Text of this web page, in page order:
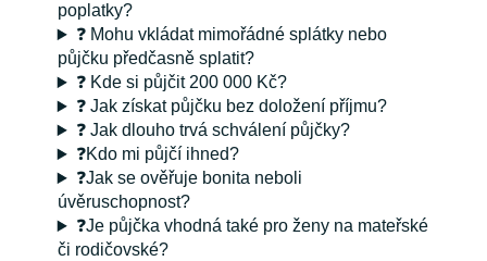
poplatky?
❓ Mohu vkládat mimořádné splátky nebo
půjčku předčasně splatit?
❓ Kde si půjčit 200 000 Kč?
❓ Jak získat půjčku bez doložení příjmu?
❓ Jak dlouho trvá schválení půjčky?
❓Kdo mi půjčí ihned?
❓Jak se ověřuje bonita neboli
úvěruschopnost?
❓Je půjčka vhodná také pro ženy na mateřské
či rodičovské?